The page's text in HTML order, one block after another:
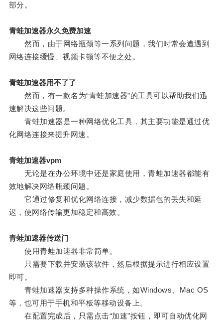
部分。
青蛙加速器永久免费加速
然而，由于网络瓶颈等一系列问题，我们时常会遭遇到
网络连接缓慢、视频卡顿等不便之处。
青蛙加速器用不了了
然而，有一款名为“青蛙加速器”的工具可以帮助我们迅
速解决这些问题。
青蛙加速器是一种网络优化工具，其主要功能是通过优
化网络连接来提升网速。
青蛙加速器vpm
无论是在办公环境中还是家庭使用，青蛙加速器都能有
效地解决网络瓶颈问题。
它通过修复和优化网络连接，减少数据包的丢失和延
迟，使网络传输更加稳定和高效。
青蛙加速器传送门
使用青蛙加速器非常简单。
只需要下载并安装该软件，然后根据提示进行相应设置
即可。
青蛙加速器支持多种操作系统，如Windows、Mac OS
等，也可用于手机和平板等移动设备上。
在配置完成后，只需点击“加速”按钮，即可自动优化网